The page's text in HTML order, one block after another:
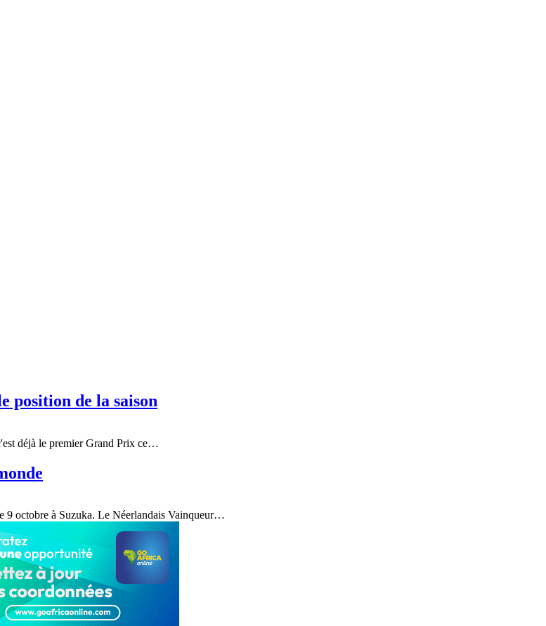
position de la saison
déjà le premier Grand Prix ce…
9 octobre à Suzuka. Le Néerlandais Vainqueur…